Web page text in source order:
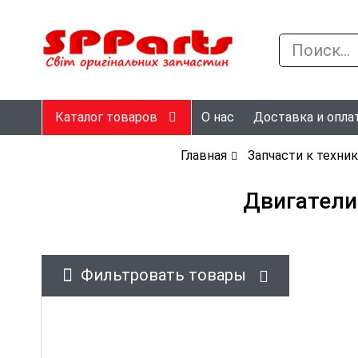
Каталог товаров О нас Доставка и
Главная Запчасти к
Фильтровать товары